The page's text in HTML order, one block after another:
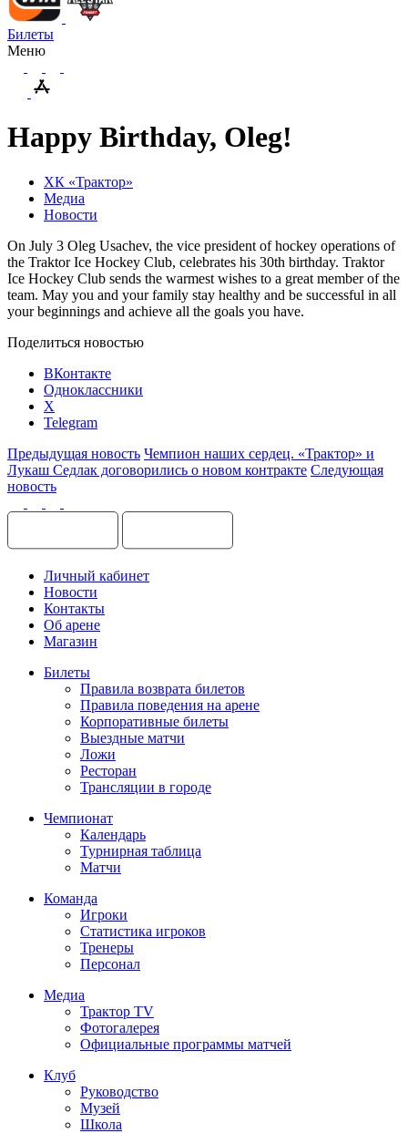
Билеты
Меню
Happy Birthday, Oleg!
ХК «Трактор»
Медиа
Новости
On July 3 Oleg Usachev, the vice president of hockey operations of
the Traktor Ice Hockey Club, celebrates his 30th birthday. Traktor
Ice Hockey Club sends the warmest wishes to a great member of the
team. May you and your family stay healthy and be successful in all
your beginnings and achieve all the goals you have.
Поделиться новостью
ВКонтакте
Одноклассники
X
Telegram
Предыдущая новость Чемпион наших сердец. «Трактор» и
Лукаш Седлак договорились о новом контракте Следующая
новость
Личный кабинет
Новости
Контакты
Об арене
Магазин
Билеты
Правила возврата билетов
Правила поведения на арене
Корпоративные билеты
Выездные матчи
Ложи
Ресторан
Трансляции в городе
Чемпионат
Календарь
Турнирная таблица
Матчи
Команда
Игроки
Статистика игроков
Тренеры
Персонал
Медиа
Трактор TV
Фотогалерея
Официальные программы матчей
Клуб
Руководство
Музей
Школа